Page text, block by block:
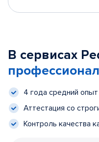
В сервисах
4 года средний опыт
Аттестация со
Контроль качества